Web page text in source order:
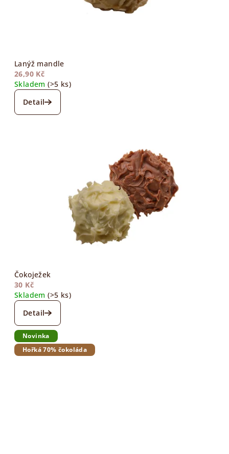
Lanýž mandle
26,90 Kč
Skladem(>5 ks)
Detail
Čokoježek
30 Kč
Skladem(>5 ks)
Detail
Novinka
Hořká 70% čokoláda